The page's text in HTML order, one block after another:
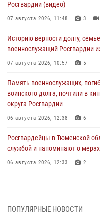
Росгвардии (видео)
07 августа 2026, 11:48 3
Историю верности долгу,
военнослужащий Росгвардии
07 августа 2026, 10:57 5
Память военнослужащих,
воинского долга, почтили в
округа Росгвардии
06 августа 2026, 12:38 6
Росгвардейцы в Тюменской
службой и напоминают о мерах
06 августа 2026, 12:33 2
06 августа 2026, 04:41 3
ПОПУЛЯРНЫЕ НОВОСТИ